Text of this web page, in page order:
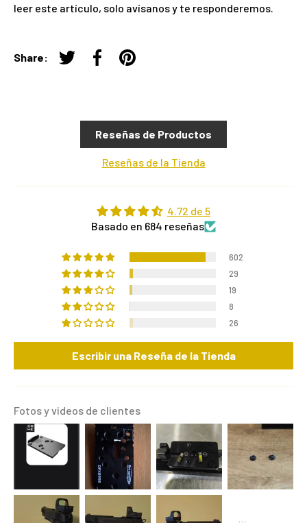
leer este artículo, solo avísanos y te responderemos.
Share:
Twittear en Twitter
Compartir en Facebook
Guardar en Pinterest
Reseñas de Productos
Reseñas de la Tienda
4.72 de 5
Basado en 684 reseñas
602
29
19
8
26
Escribir una Reseña de la Tienda
Fotos y videos de clientes